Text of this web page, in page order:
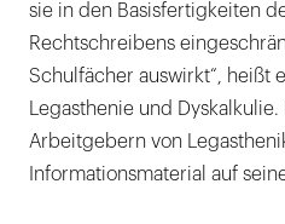
sie in den Basisfertigkeiten
Rechtschreibens
Schulfächer auswirkt“, heißt
Legasthenie und
Arbeitgebern von
Informationsmaterial auf